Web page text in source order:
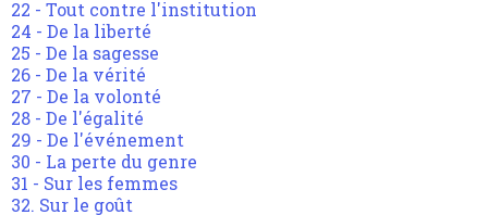
22 - Tout contre l'institution
24 - De la liberté
25 - De la sagesse
26 - De la vérité
27 - De la volonté
28 - De l'égalité
29 - De l'événement
30 - La perte du genre
31 - Sur les femmes
32. Sur le goût